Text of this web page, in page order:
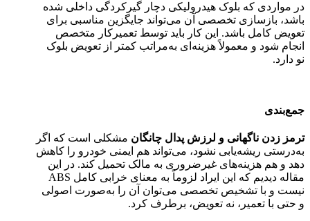
در مواردی که بلوک هیدرولیکی دچار گیرکردگی داخلی شده
باشد، بازسازی تخصصی آن می‌تواند جایگزین مناسبی برای
تعویض کامل باشد. این کار باید توسط تعمیرکار متخصص
انجام شود و معمولاً هزینه‌ای به‌مراتب کمتر از تعویض بلوک
نو دارد.
جمع‌بندی
ترمز زدن ناگهانی و لرزش پدال چانگان مشکلی است که اگر
به‌درستی ریشه‌یابی نشود، می‌تواند هم ایمنی خودرو را کاهش
دهد و هم هزینه‌های غیرضروری به مالک تحمیل کند. در این
مقاله دیدیم که این ایراد لزوماً به معنای خرابی کامل ABS
نیست و با تشخیص تخصصی می‌توان آن را به‌صورت اصولی
و حتی با تعمیر، نه تعویض، برطرف کرد.